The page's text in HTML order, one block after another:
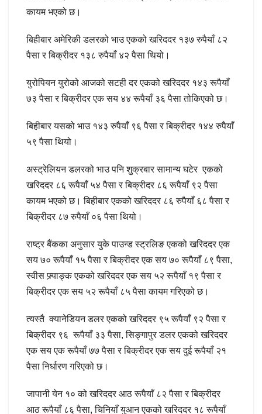
कायम भएको छ।
बिहीबार अमेरिकी डलरको भाउ एकको खरिददर १३७ रुपैयाँ ८२
पैसा र बिक्रीदर १३८ रुपैयाँ ४२ पैसा थियो।
युरोपियन युरोको आजको सटही दर एकको खरिददर १४३ रूपैयाँ
७३ पैसा र बिक्रीदर एक सय ४४ रूपैयाँ ३६ पैसा तोकिएको छ।
बिहीबार यसको भाउ १४३ रुपैयाँ ९६ पैसा र बिक्रीदर १४४ रुपैयाँ
५९ पैसा थियो।
अस्ट्रेलियन डलरको भाउ पनि शुक्रबार सामान्य घटेर एकको
खरिददर ८६ रूपैयाँ ५४ पैसा र बिक्रीदर ८६ रूपैयाँ ९२ पैसा
कायम भएको छ। बिहीबार एकको खरिददर ८६ रुपैयाँ ६८ पैसा र
बिक्रीदर ८७ रुपैयाँ ०६ पैसा थियो।
राष्ट्र बैंकका अनुसार युके पाउन्ड स्ट्रलिङ एकको खरिददर एक
सय ७० रूपैयाँ १५ पैसा र बिक्रीदर एक सय ७० रूपैयाँ ८९ पैसा,
स्वीस फ्र्याङ्क एकको खरिददर एक सय ५२ रूपैयाँ १९ पैसा र
बिक्रीदर एक सय ५२ रूपैयाँ ८५ पैसा कायम गरिएको छ।
त्यस्तै क्यानेडियन डलर एकको खरिददर ९५ रूपैयाँ ९२ पैसा र
बिक्रीदर ९६ रूपैयाँ ३३ पैसा, सिङ्गापुर डलर एकको खरिददर
एक सय एक रूपैयाँ ७७ पैसा र बिक्रीदर एक सय दुई रूपैयाँ २१
पैसा निर्धारण गरिएको छ।
जापानी येन १० को खरिददर आठ रूपैयाँ ८२ पैसा र बिक्रीदर
आठ रूपैयाँ ८६ पैसा, चिनियाँ युआन एकको खरिददर १८ रूपैयाँ